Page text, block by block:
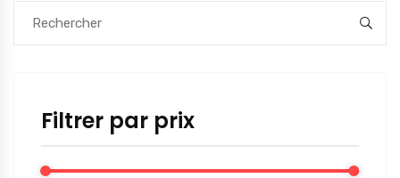
Filtrer par prix